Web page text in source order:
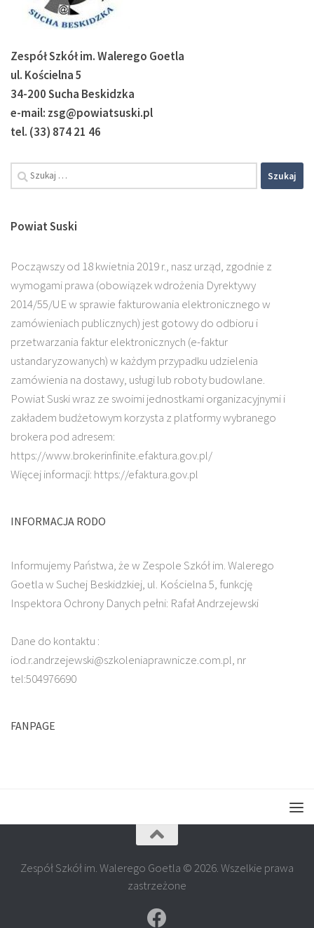
Zespół Szkół im. Walerego Goetla
ul. Kościelna 5
34-200 Sucha Beskidzka
e-mail: zsg@powiatsuski.pl
tel. (33) 874 21 46
Szukaj:
Powiat Suski
Począwszy od 18 kwietnia 2019 r., nasz urząd, zgodnie z
wymogami prawa (obowiązek wdrożenia Dyrektywy
2014/55/UE w sprawie fakturowania elektronicznego w
zamówieniach publicznych) jest gotowy do odbioru i
przetwarzania faktur elektronicznych (e-faktur
ustandaryzowanych) w każdym przypadku udzielenia
zamówienia na dostawy, usługi lub roboty budowlane.
Powiat Suski wraz ze swoimi jednostkami organizacyjnymi i
zakładem budżetowym korzysta z platformy wybranego
brokera pod adresem:
https://www.brokerinfinite.efaktura.gov.pl/
Więcej informacji: https://efaktura.gov.pl
INFORMACJA RODO
Informujemy Państwa, że w Zespole Szkół im. Walerego
Goetla w Suchej Beskidzkiej, ul. Kościelna 5, funkcję
Inspektora Ochrony Danych pełni: Rafał Andrzejewski
Dane do kontaktu :
iod.r.andrzejewski@szkoleniaprawnicze.com.pl, nr
tel:504976690
FANPAGE
Zespół Szkół im. Walerego Goetla © 2026. Wszelkie prawa
zastrzeżone